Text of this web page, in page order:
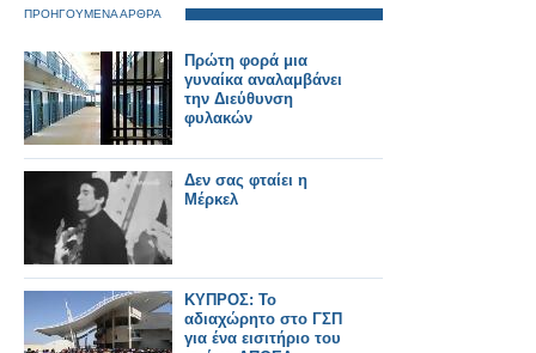
ΠΡΟΗΓΟΥΜΕΝΑ ΑΡΘΡΑ
Πρώτη φορά μια
γυναίκα αναλαμβάνει
την Διεύθυνση
φυλακών
Δεν σας φταίει η
Μέρκελ
ΚΥΠΡΟΣ: Το
αδιαχώρητο στο ΓΣΠ
για ένα εισιτήριο του